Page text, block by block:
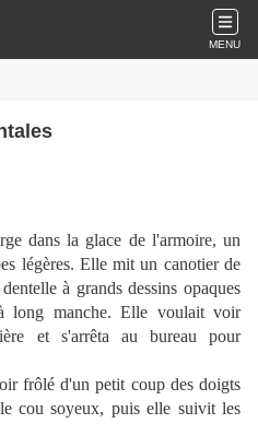
MENU
dans la glace de l'armoire, un
légères. Elle mit un canotier de
à grands dessins opaques
long manche. Elle voulait voir
et s'arrêta au bureau pour
frôlé d'un petit coup des doigts
cou soyeux, puis elle suivit les